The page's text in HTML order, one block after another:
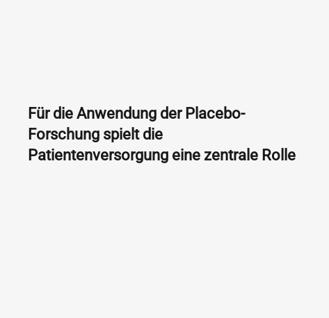
Für die Anwendung der Placebo-
Forschung spielt die
Patientenversorgung eine zentrale Rolle